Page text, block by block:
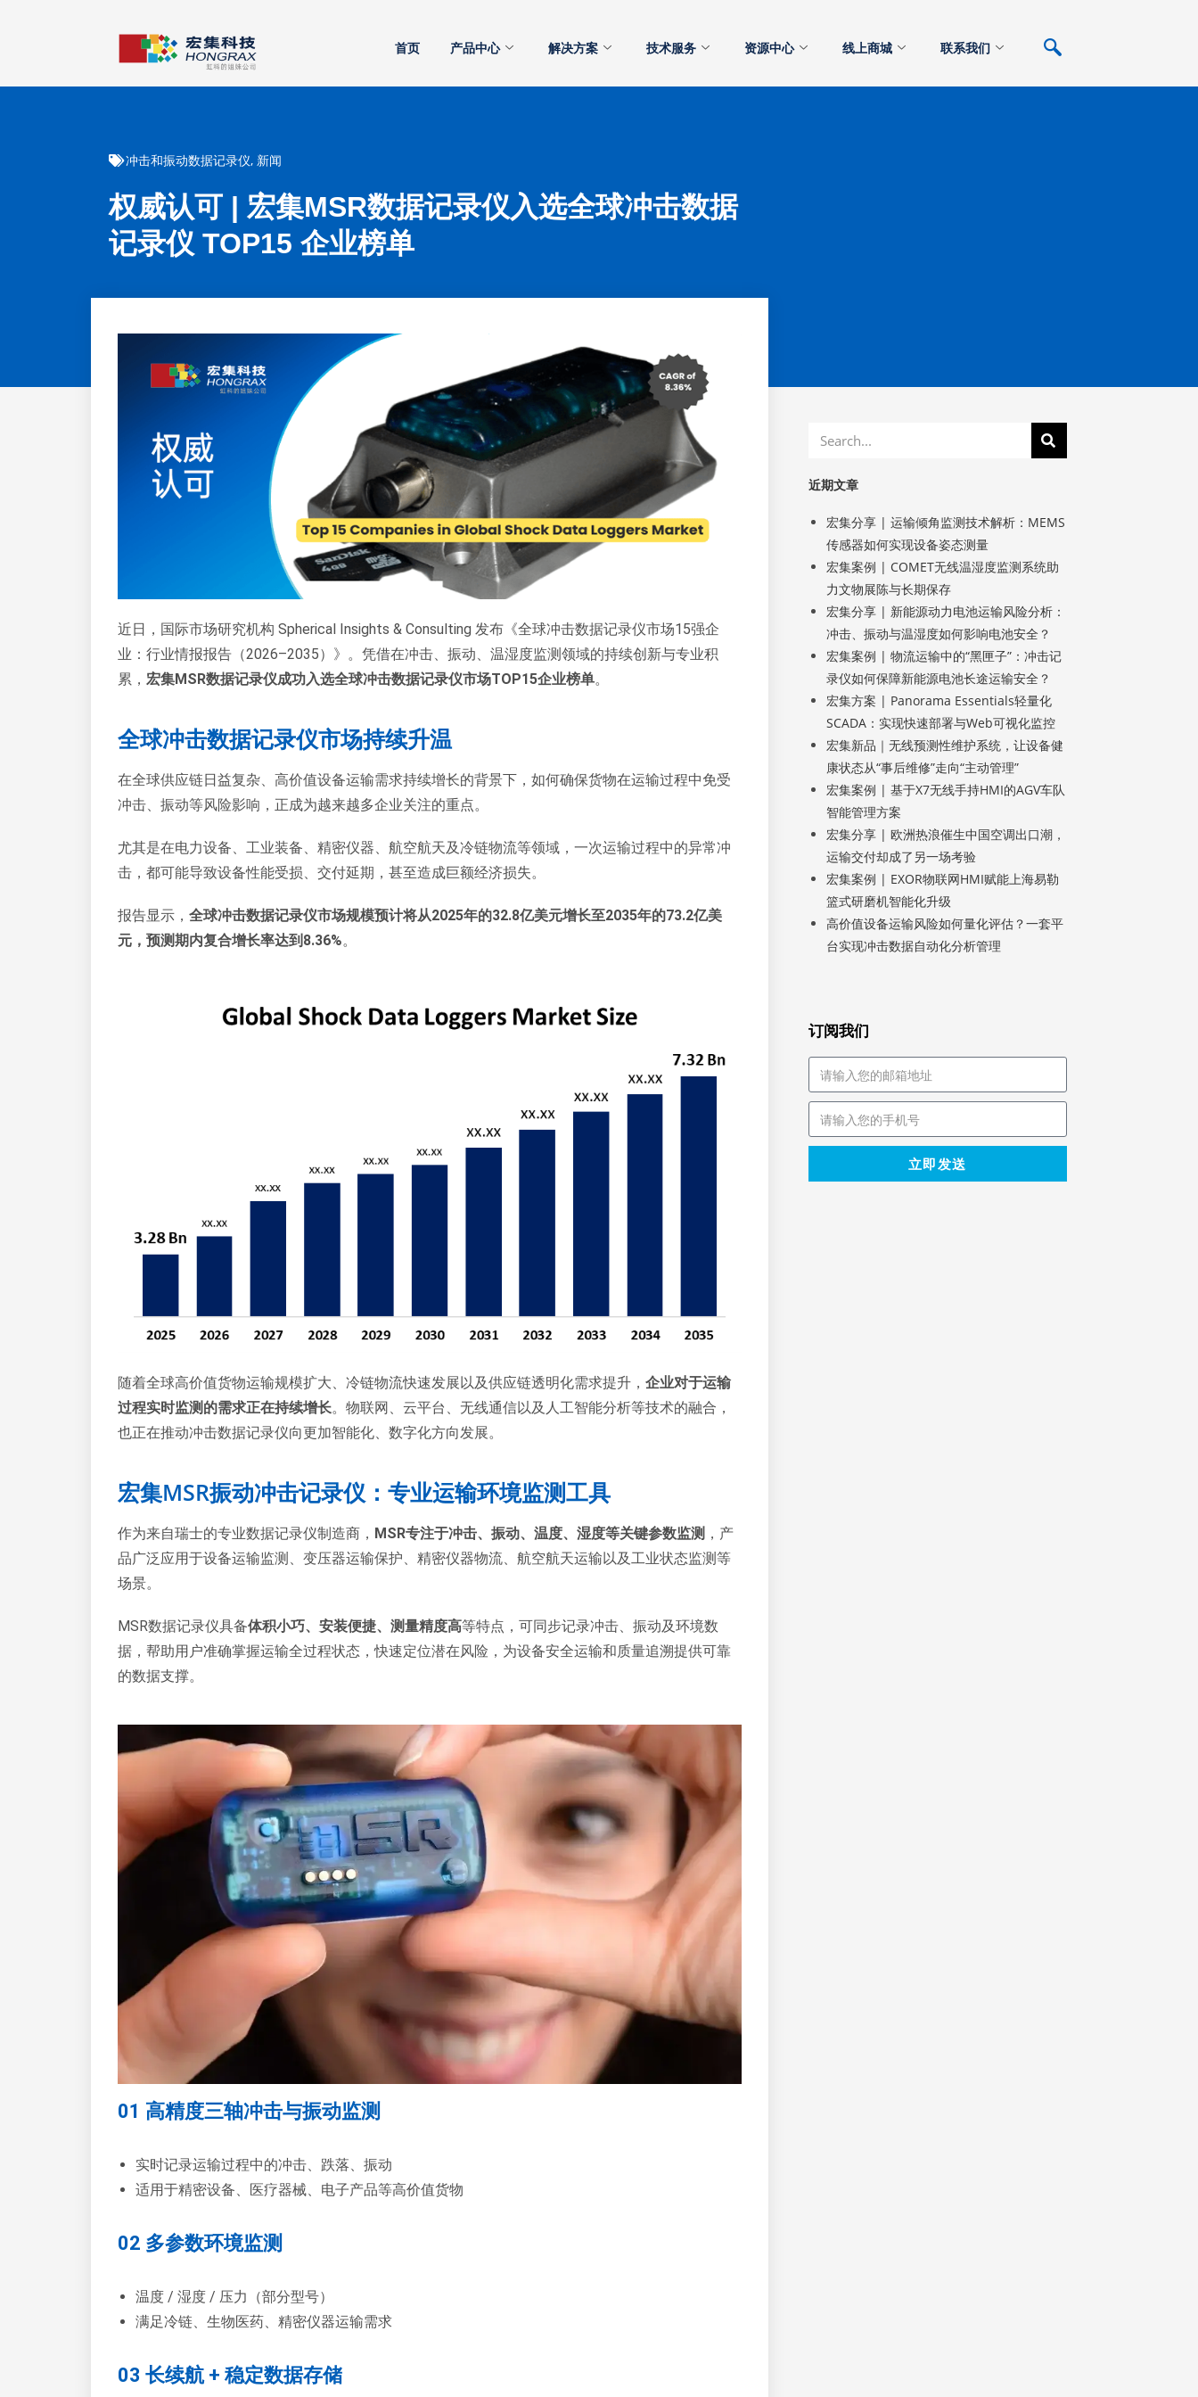
首页 产品中心 解决方案 技术服务 资源中心 线上商城 联系我们
冲击和振动数据记录仪, 新闻
权威认可 | 宏集MSR数据记录仪入选全球冲击数据
记录仪 TOP15 企业榜单
近日，国际市场研究机构 Spherical Insights & Consulting 发布《全球冲击数据记录仪市场15强企
业：行业情报报告（2026–2035）》。凭借在冲击、振动、温湿度监测领域的持续创新与专业积
累， 宏集MSR数据记录仪成功入选全球冲击数据记录仪市场TOP15企业榜单。
全球冲击数据记录仪市场持续升温
在全球供应链日益复杂、高价值设备运输需求持续增长的背景下，如何确保货物在运输过程中免受
冲击、振动等风险影响，正成为越来越多企业关注的重点。
尤其是在电力设备、工业装备、精密仪器、航空航天及冷链物流等领域，一次运输过程中的异常冲
击，都可能导致设备性能受损、交付延期，甚至造成巨额经济损失。
报告显示， 全球冲击数据记录仪市场规模预计将从2025年的32.8亿美元增长至2035年的73.2亿美
元，预测期内复合增长率达到8.36%。
随着全球高价值货物运输规模扩大、冷链物流快速发展以及供应链透明化需求提升， 企业对于运输
过程实时监测的需求正在持续增长。物联网、云平台、无线通信以及人工智能分析等技术的融合，
也正在推动冲击数据记录仪向更加智能化、数字化方向发展。
宏集MSR振动冲击记录仪：专业运输环境监测工具
作为来自瑞士的专业数据记录仪制造商， MSR专注于冲击、振动、温度、湿度等关键参数监测 ，产
品广泛应用于设备运输监测、变压器运输保护、精密仪器物流、航空航天运输以及工业状态监测等
场景。
MSR数据记录仪具备体积小巧、安装便捷、测量精度高等特点，可同步记录冲击、振动及环境数
据，帮助用户准确掌握运输全过程状态，快速定位潜在风险，为设备安全运输和质量追溯提供可靠
的数据支撑。
01 高精度三轴冲击与振动监测
实时记录运输过程中的冲击、跌落、振动
适用于精密设备、医疗器械、电子产品等高价值货物
02 多参数环境监测
温度 / 湿度 / 压力（部分型号）
满足冷链、生物医药、精密仪器运输需求
03 长续航 + 稳定数据存储
近期文章
宏集分享 | 运输倾角监测技术解析：MEMS
传感器如何实现设备姿态测量
宏集案例 | COMET无线温湿度监测系统助
力文物展陈与长期保存
宏集分享 | 新能源动力电池运输风险分析：
冲击、振动与温湿度如何影响电池安全？
宏集案例 | 物流运输中的“黑匣子”：冲击记
录仪如何保障新能源电池长途运输安全？
宏集方案 | Panorama Essentials轻量化
SCADA：实现快速部署与Web可视化监控
宏集新品｜无线预测性维护系统，让设备健
康状态从“事后维修”走向“主动管理”
宏集案例 | 基于X7无线手持HMI的AGV车队
智能管理方案
宏集分享 | 欧洲热浪催生中国空调出口潮，
运输交付却成了另一场考验
宏集案例 | EXOR物联网HMI赋能上海易勒
篮式研磨机智能化升级
高价值设备运输风险如何量化评估？一套平
台实现冲击数据自动化分析管理
订阅我们
立即发送